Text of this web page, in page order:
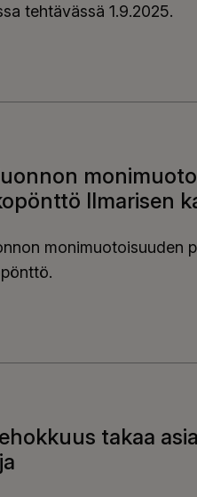
tehtävässä 1.9.2025.
nimitetty Ilmarisen
Ilmarisen
monimuotoisuuden
luonnon
takaa